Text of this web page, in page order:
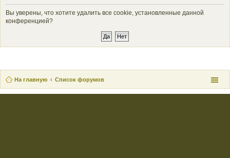
Вы уверены, что хотите удалить все cookie, установленные данной
конференцией?
На главную Список форумов